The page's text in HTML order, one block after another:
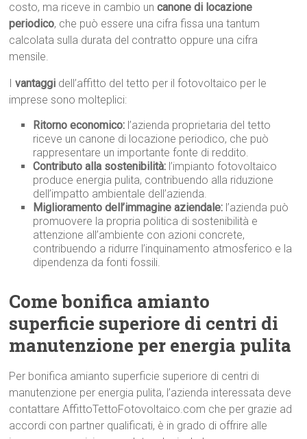
costo, ma riceve in cambio uncanone di locazione
periodico, che può essere una cifra fissa una tantum
calcolata sulla durata del contratto oppure una cifra
mensile.
Ivantaggi dell’affitto del tetto per il fotovoltaico per le
imprese sono molteplici:
Ritorno economico: l’azienda proprietaria del tetto
riceve un canone di locazione periodico, che può
rappresentare un importante fonte di reddito.
Contributo alla sostenibilità: l’impianto fotovoltaico
produce energia pulita, contribuendo alla riduzione
dell’impatto ambientale dell’azienda.
Miglioramento dell’immagine aziendale: l’azienda può
promuovere la propria politica di sostenibilità e
attenzione all’ambiente con azioni concrete,
contribuendo a ridurre l’inquinamento atmosferico e la
dipendenza da fonti fossili.
Come bonifica amianto
superficie superiore di centri di
manutenzione per energia pulita
Per bonifica amianto superficie superiore di centri di
manutenzione per energia pulita, l’azienda interessata deve
contattare AffittoTettoFotovoltaico.com che per grazie ad
accordi con partner qualificati, è in grado di offrire alle